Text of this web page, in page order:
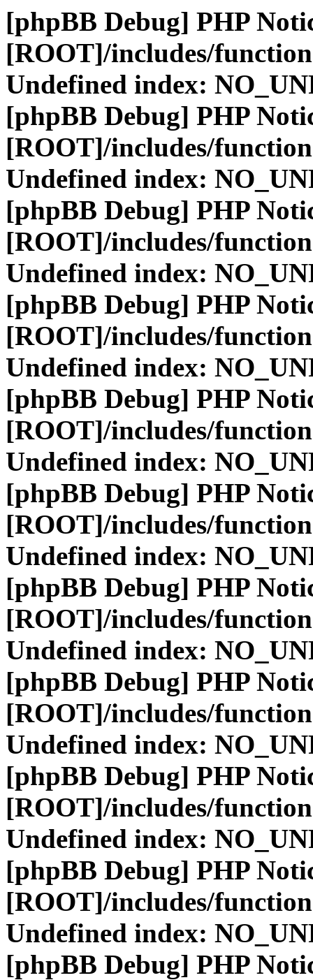
[phpBB Debug] PHP
[ROOT]/includes/
Undefined index:
[phpBB Debug] PHP
[ROOT]/includes/
Undefined index:
[phpBB Debug] PHP
[ROOT]/includes/
Undefined index:
[phpBB Debug] PHP
[ROOT]/includes/
Undefined index:
[phpBB Debug] PHP
[ROOT]/includes/
Undefined index:
[phpBB Debug] PHP
[ROOT]/includes/
Undefined index:
[phpBB Debug] PHP
[ROOT]/includes/
Undefined index:
[phpBB Debug] PHP
[ROOT]/includes/
Undefined index:
[phpBB Debug] PHP
[ROOT]/includes/
Undefined index:
[phpBB Debug] PHP
[ROOT]/includes/
Undefined index:
[phpBB Debug] PHP